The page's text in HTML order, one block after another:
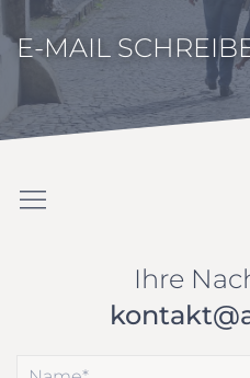
E-MAIL
Ihre